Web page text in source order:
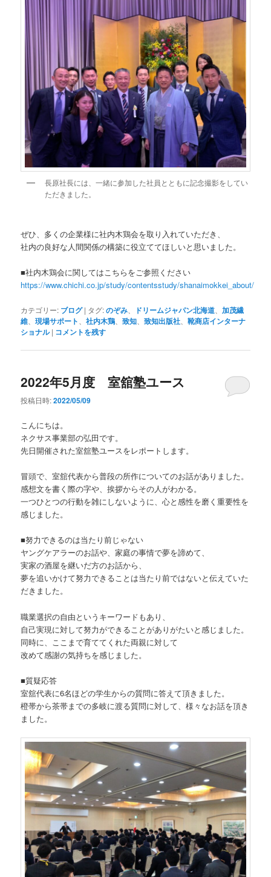
長原社長には、一緒に参加した社員とともに記念撮影をしてい
ただきました。
ぜひ、多くの企業様に社内木鶏会を取り入れていただき、
社内の良好な人間関係の構築に役立ててほしいと思いました。
■社内木鶏会に関してはこちらをご参照ください
https://www.chichi.co.jp/study/contentsstudy/shanaimokkei_about/
カテゴリー: ブログ | タグ:のぞみ ドリームジャパン北海道 、加茂繊
維 、現場サポート 、社内木鶏 、致知 、致知出版社 、靴商店インターナ
ショナル | コメントを残す
2022年5月度 室舘塾ユース
投稿日時:2022/05/09
こんにちは。
ネクサス事業部の弘田です。
先日開催された室舘塾ユースをレポートします。
冒頭で、室舘代表から普段の所作についてのお話がありました。
感想文を書く際の字や、挨拶からその人がわかる。
一つひとつの行動を雑にしないように、心と感性を磨く重要性を
感じました。
■努力できるのは当たり前じゃない
ヤングケアラーのお話や、家庭の事情で夢を諦めて、
実家の酒屋を継いだ方のお話から、
夢を追いかけて努力できることは当たり前ではないと伝えていた
だきました。
職業選択の自由というキーワードもあり、
自己実現に対して努力ができることがありがたいと感じました。
同時に、ここまで育ててくれた両親に対して
改めて感謝の気持ちを感じました。
■質疑応答
室舘代表に6名ほどの学生からの質問に答えて頂きました。
橙帯から茶帯までの多岐に渡る質問に対して、様々なお話を頂き
ました。